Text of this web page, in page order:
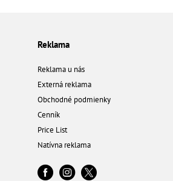
Reklama
Reklama u nás
Externá reklama
Obchodné podmienky
Cenník
Price List
Natívna reklama